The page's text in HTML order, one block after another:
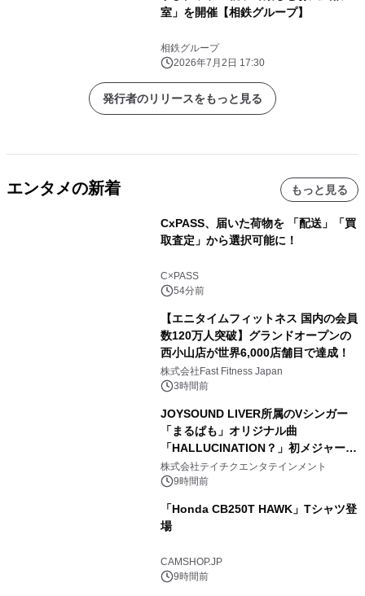
室」を開催【相鉄グループ】
相鉄グループ
2026年7月2日 17:30
発行者のリリースをもっと見る
エンタメの新着 もっと見る
CxPASS、届いた荷物を 「配送」「買
取査定」から選択可能に！
C×PASS
54分前
【エニタイムフィットネス 国内の会員
数120万人突破】グランドオープンの
西小山店が世界6,000店舗目で達成！
株式会社Fast Fitness Japan
3時間前
JOYSOUND LIVER所属のVシンガー
「まるぱも」オリジナル曲
「HALLUCINATION？」初メジャー配
信リリース決定！
株式会社テイチクエンタテインメント
9時間前
「Honda CB250T HAWK」Tシャツ登
場
CAMSHOP.JP
9時間前